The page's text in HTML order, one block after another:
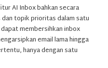
AI Inbox bahkan secara
topik prioritas dalam satu
membersihkan inbox
email lama hingga
hanya dengan satu